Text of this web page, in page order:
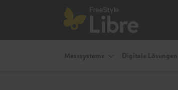
Messsysteme Digitale Lösungen